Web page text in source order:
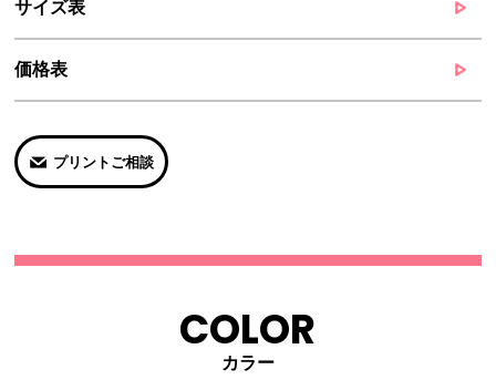
サイズ表
価格表
プリントご相談
COLOR
カラー